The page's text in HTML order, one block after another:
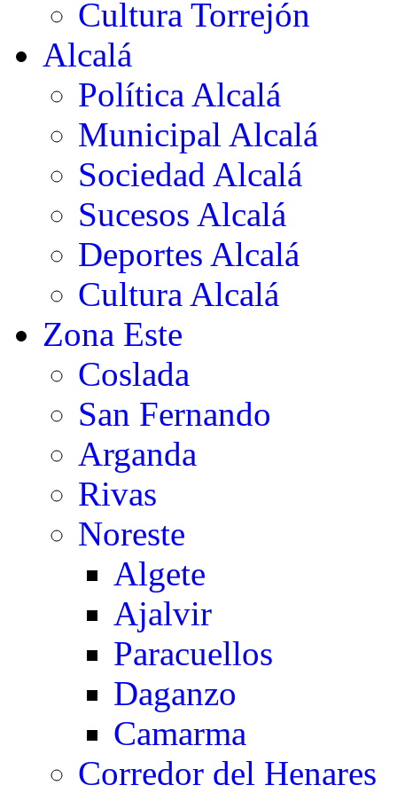
Cultura Torrejón
Alcalá
Política Alcalá
Municipal Alcalá
Sociedad Alcalá
Sucesos Alcalá
Deportes Alcalá
Cultura Alcalá
Zona Este
Coslada
San Fernando
Arganda
Rivas
Noreste
Algete
Ajalvir
Paracuellos
Daganzo
Camarma
Corredor del Henares